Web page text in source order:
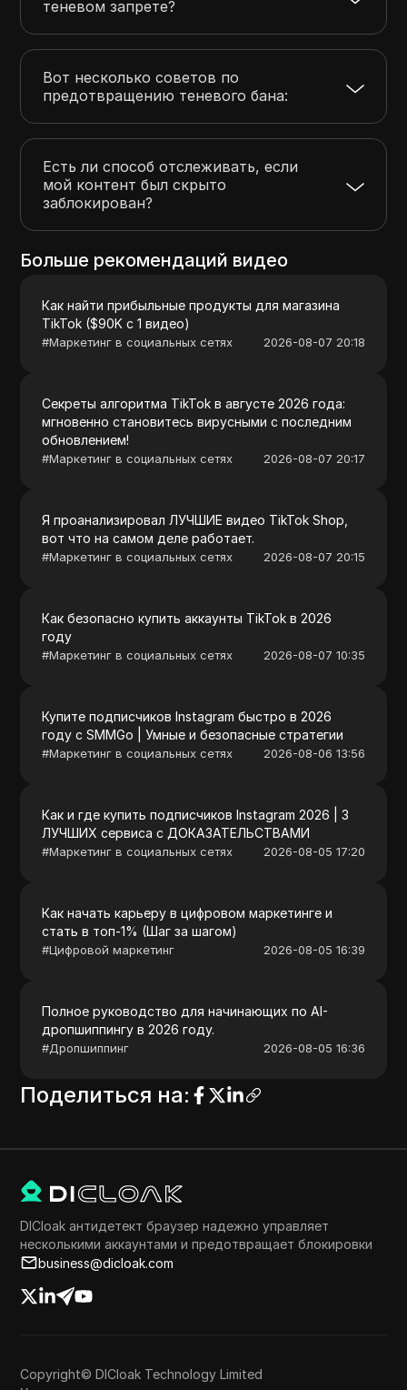
теневом запрете?
Вот несколько советов по
предотвращению теневого бана:
Есть ли способ отслеживать, если
мой контент был скрыто
заблокирован?
Больше рекомендаций видео
Как найти прибыльные продукты для магазина
TikTok ($90K с 1 видео)
#Маркетинг в социальных сетях 2026-08-07 20:18
Секреты алгоритма TikTok в августе 2026 года:
мгновенно становитесь вирусными с последним
обновлением!
#Маркетинг в социальных сетях 2026-08-07 20:17
Я проанализировал ЛУЧШИЕ видео TikTok Shop,
вот что на самом деле работает.
#Маркетинг в социальных сетях 2026-08-07 20:15
Как безопасно купить аккаунты TikTok в 2026
году
#Маркетинг в социальных сетях 2026-08-07 10:35
Купите подписчиков Instagram быстро в 2026
году с SMMGo | Умные и безопасные стратегии
#Маркетинг в социальных сетях 2026-08-06 13:56
Как и где купить подписчиков Instagram 2026 | 3
ЛУЧШИХ сервиса с ДОКАЗАТЕЛЬСТВАМИ
#Маркетинг в социальных сетях 2026-08-05 17:20
Как начать карьеру в цифровом маркетинге и
стать в топ-1% (Шаг за шагом)
#Цифровой маркетинг 2026-08-05 16:39
Полное руководство для начинающих по AI-
дропшиппингу в 2026 году.
#Дропшиппинг 2026-08-05 16:36
Поделиться на:
DICloak антидетект браузер надежно управляет
несколькими аккаунтами и предотвращает блокировки
business@dicloak.com
Copyright© DICloak Technology Limited